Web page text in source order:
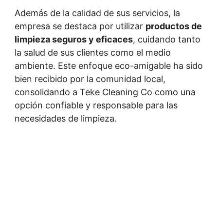
Además de la calidad de sus servicios, la
empresa se destaca por utilizar productos de
limpieza seguros y eficaces, cuidando tanto
la salud de sus clientes como el medio
ambiente. Este enfoque eco-amigable ha sido
bien recibido por la comunidad local,
consolidando a Teke Cleaning Co como una
opción confiable y responsable para las
necesidades de limpieza.